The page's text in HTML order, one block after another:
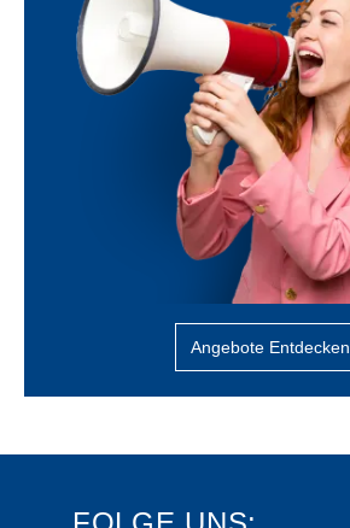
Angebote Entdecken